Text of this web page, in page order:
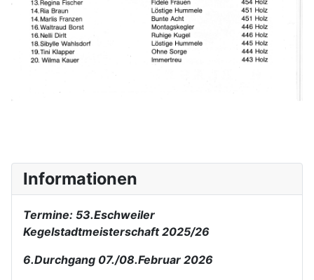
Informationen
Termine: 53.Eschweiler
Kegelstadtmeisterschaft 2025/26
6.Durchgang 07./08.Februar 2026